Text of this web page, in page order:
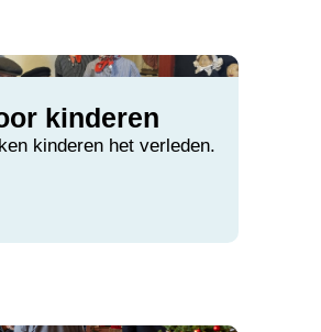
kinderen
kinderen het verleden.